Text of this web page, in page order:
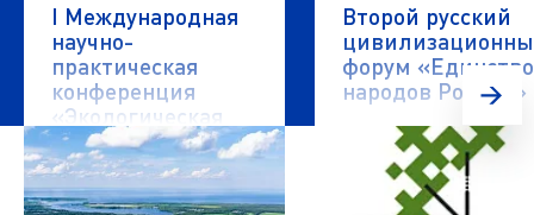
I Международная
научно-
практическая
конференция
«Экологическая
безопасность
водных объектов»
Второй русский
форум «Единство
народов России»